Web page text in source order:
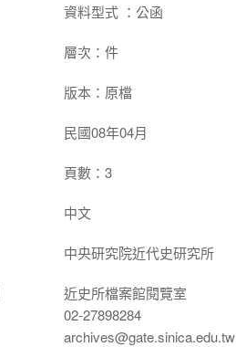
資料型式 ：公函
層次：件
版本：原檔
民國08年04月
頁數：3
中文
中央研究院近代史研究所
近史所檔案館閱覽室
02-27898284
archives@gate.sinica.edu.tw